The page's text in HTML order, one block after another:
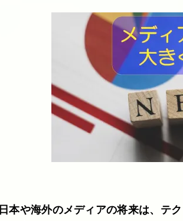
日本や海外のメディアの将来は、テ